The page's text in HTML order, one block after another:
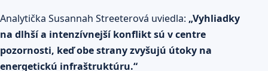
Analytička Susannah Streeterová uviedla: „Vyhliadky
na dlhší a intenzívnejší konflikt sú v centre
pozornosti, keď obe strany zvyšujú útoky na
energetickú infraštruktúru.“